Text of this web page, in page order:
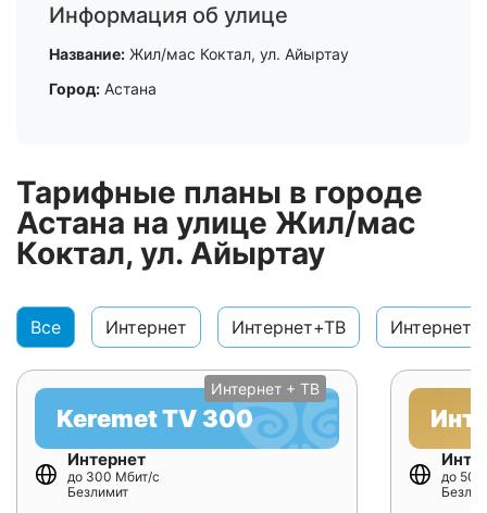
возможность
названию ЖК
подбор тарифа
Подключиться к
Информация об улице
Название: Жил/мас Коктал, ул. Айыртау
Город: Астана
Тарифные планы в городе
Астана на улице Жил/мас
Коктал, ул. Айыртау
Все Интернет Интернет+ТВ
Интернет + ТВ
Keremet TV 300
Интернет
до 300 Мбит/с
Безлимит
до